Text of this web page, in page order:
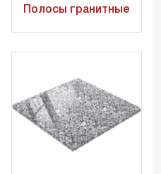
Полосы гранитные